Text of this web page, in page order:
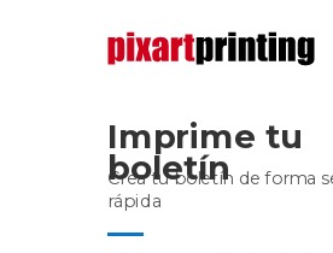
Crea tu boletín de forma
rápida
Imprime tu
boletín